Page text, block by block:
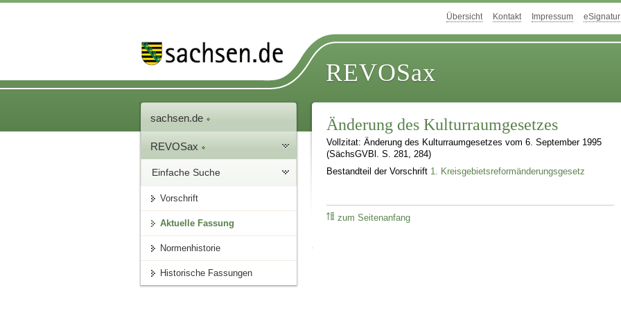
Übersicht Kontakt Impressum eSignatur
REVOSax
sachsen.de
REVOSax
Einfache Suche
Vorschrift
Aktuelle Fassung
Normenhistorie
Historische Fassungen
Änderung des Kulturraumgesetzes
Vollzitat: Änderung des Kulturraumgesetzes vom 6. September 1995
(SächsGVBl. S. 281, 284)
Bestandteil der Vorschrift 1. Kreisgebietsreformänderungsgesetz
zum Seitenanfang